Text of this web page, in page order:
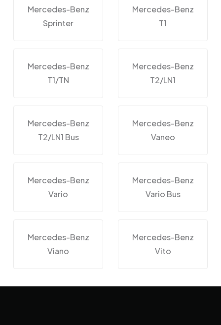
Mercedes-Benz
Sprinter
Mercedes-Benz
T1
Mercedes-Benz
T1/TN
Mercedes-Benz
T2/LN1
Mercedes-Benz
T2/LN1 Bus
Mercedes-Benz
Vaneo
Mercedes-Benz
Vario
Mercedes-Benz
Vario Bus
Mercedes-Benz
Viano
Mercedes-Benz
Vito